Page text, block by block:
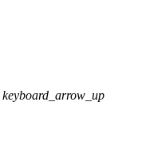
keyboard_arrow_up